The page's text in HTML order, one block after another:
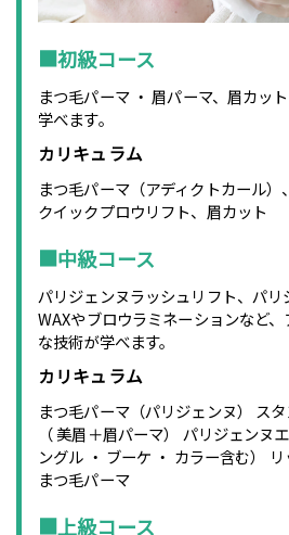
■初級コース
まつ毛パーマ ・ 眉パーマ、眉カッ
学べます。
カリキュラム
まつ毛パーマ（アディクトカール）
クイックプロウリフト、眉カット
■中級コース
パリジェンヌラッシュリフト、パ
WAXやブロウラミネーションなど
な技術が学べます。
カリキュラム
まつ毛パーマ（パリジェンヌ） ス
（ 美眉＋眉パーマ） パリジェンヌ
ングル ・ ブーケ ・ カラー含む）
まつ毛パーマ
■上級コース